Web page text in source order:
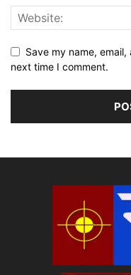
Save my name,
next time I comment.